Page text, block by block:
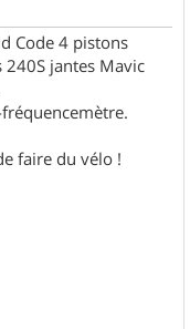
Code 4 pistons
jantes Mavic
faire du vélo !